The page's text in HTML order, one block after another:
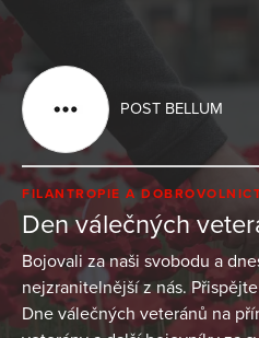
POST BELLUM
FILANTROPIE A
Den válečných
Bojovali za naši svobodu a
nejzranitelnější z nás.
Dne válečných veteránů na